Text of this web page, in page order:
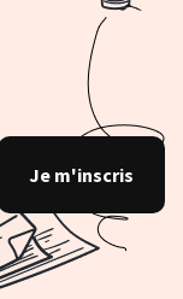
Je m'inscris